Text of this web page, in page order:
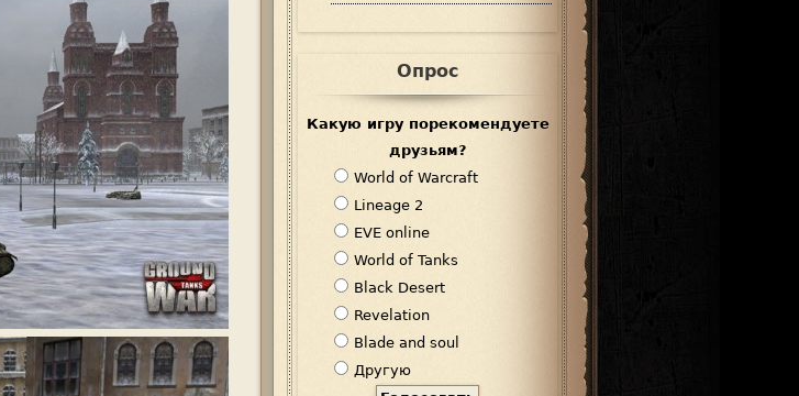
Опрос
Какую игру порекомендуете
друзьям?
В
а
р
и
а
н
т
ы
World of Warcraft
Lineage 2
EVE online
World of Tanks
Black Desert
Revelation
Blade and soul
Другую